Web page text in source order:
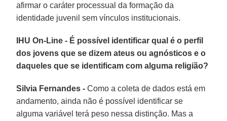
afirmar o caráter processual da formação da
identidade juvenil sem vínculos institucionais.
IHU On-Line - É possível identificar qual é o perfil
dos jovens que se dizem ateus ou agnósticos e o
daqueles que se identificam com alguma religião?
Silvia Fernandes - Como a coleta de dados está em
andamento, ainda não é possível identificar se
alguma variável terá peso nessa distinção. Mas a